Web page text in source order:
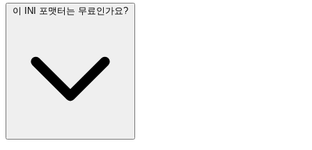
이 INI 포맷터는 무료인가요?